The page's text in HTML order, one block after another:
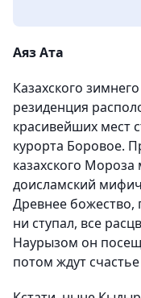
Аяз Ата
Казахского
резиденция
красивейших мест
курорта Боровое.
казахского
доисламский
Древнее божество,
ни ступал, все
Наурызом он
потом ждут